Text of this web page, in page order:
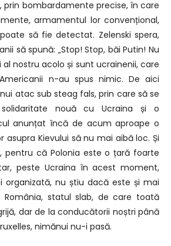
prin bombardamente precise, în care
armamentul lor convențional,
să fie detectat. Zelenski spera,
să spună: „Stop! Stop, băi Putin! Nu
al nostru acolo și sunt ucrainenii, care
n-au spus nimic. De aici
atac sub steag fals, prin care să se
nouă cu Ucraina și o
anunțat încă de acum aproape o
asupra Kievului să nu mai aibă loc. Și
pentru că Polonia este o țară foarte
peste Ucraina în acest moment,
nu știu dacă este și mai
statul slab, de care toată
dar de la conducătorii noștri până
nimănui nu-i pasă.